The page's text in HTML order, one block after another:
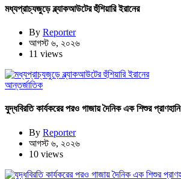
মধ্যপ্রাচ্যজুড়ে ব্ল্যাকআউটের হুঁশিয়ারি ইরানের
By Reporter
আগস্ট ৬, ২০২৬
11 views
আন্তর্জাতিক
যুদ্ধবিরতি কার্যকরের পরও গাজায় দৈনিক এক শিশুর প্রাণহানি
By Reporter
আগস্ট ৬, ২০২৬
10 views